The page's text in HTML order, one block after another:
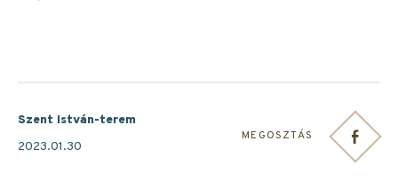
Szent István-terem
2023.01.30
MEGOSZTÁS